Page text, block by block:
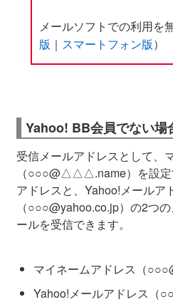
メールソフトでの利用を
版 ｜ スマートフォン版）
Yahoo! BB会員でない場
受信メールアドレスとして、
（○○○@△△△.name）を設定
アドレスと、Yahoo!メールア
（○○○@yahoo.co.jp）の2つ
ールを受信できます。
マイネームアドレス（
Yahoo!メールアドレス（